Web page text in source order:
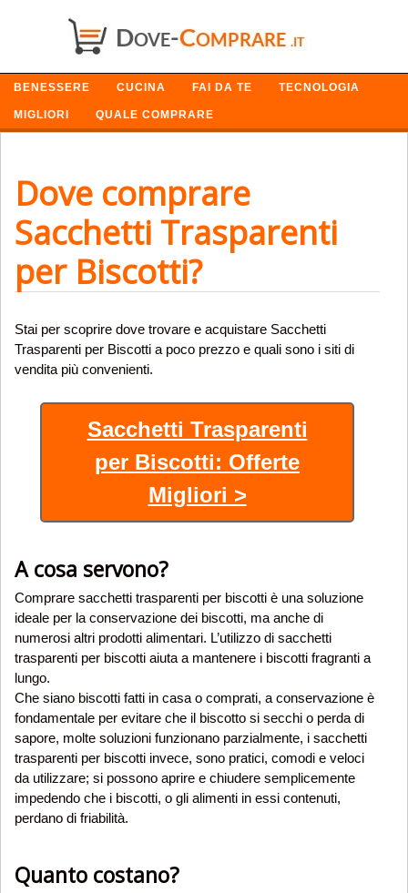
SETTORI
BENESSERE CUCINA FAI DA TE TECNOLOGIA
MIGLIORI QUALE COMPRARE
Dove comprare
Sacchetti Trasparenti
per Biscotti?
Stai per scoprire dove trovare e acquistare Sacchetti
Trasparenti per Biscotti a poco prezzo e quali sono i siti di
vendita più convenienti.
Sacchetti Trasparenti
per Biscotti: Offerte
Migliori >
A cosa servono?
Comprare sacchetti trasparenti per biscotti è una soluzione
ideale per la conservazione dei biscotti, ma anche di
numerosi altri prodotti alimentari. L’utilizzo di sacchetti
trasparenti per biscotti aiuta a mantenere i biscotti fragranti a
lungo.
Che siano biscotti fatti in casa o comprati, a conservazione è
fondamentale per evitare che il biscotto si secchi o perda di
sapore, molte soluzioni funzionano parzialmente, i sacchetti
trasparenti per biscotti invece, sono pratici, comodi e veloci
da utilizzare; si possono aprire e chiudere semplicemente
impedendo che i biscotti, o gli alimenti in essi contenuti,
perdano di friabilità.
Quanto costano?